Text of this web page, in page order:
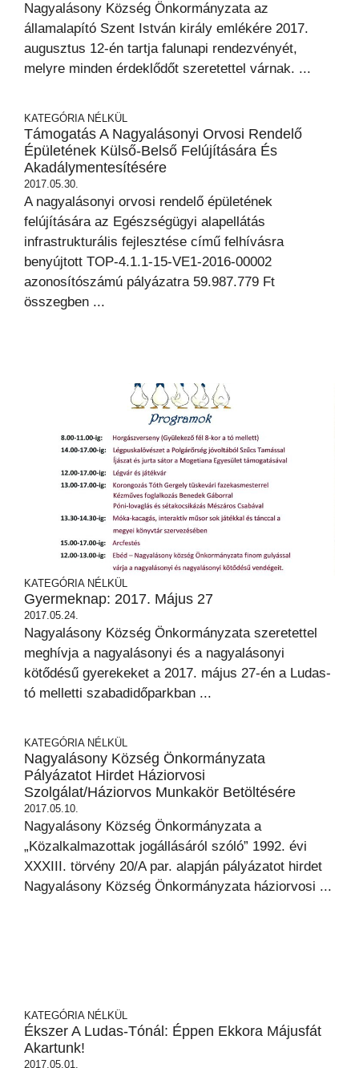
Nagyalásony Község Önkormányzata az
államalapító Szent István király emlékére 2017.
augusztus 12-én tartja falunapi rendezvényét,
melyre minden érdeklődőt szeretettel várnak. ...
KATEGÓRIA NÉLKÜL
Támogatás A Nagyalásonyi Orvosi Rendelő
Épületének Külső-Belső Felújítására És
Akadálymentesítésére
2017.05.30.
A nagyalásonyi orvosi rendelő épületének
felújítására az Egészségügyi alapellátás
infrastrukturális fejlesztése című felhívásra
benyújtott TOP-4.1.1-15-VE1-2016-00002
azonosítószámú pályázatra 59.987.779 Ft
összegben ...
KATEGÓRIA NÉLKÜL
Gyermeknap: 2017. Május 27
2017.05.24.
Nagyalásony Község Önkormányzata szeretettel
meghívja a nagyalásonyi és a nagyalásonyi
kötődésű gyerekeket a 2017. május 27-én a Ludas-
tó melletti szabadidőparkban ...
KATEGÓRIA NÉLKÜL
Nagyalásony Község Önkormányzata
Pályázatot Hirdet Háziorvosi
Szolgálat/háziorvos Munkakör Betöltésére
2017.05.10.
Nagyalásony Község Önkormányzata a
„Közalkalmazottak jogállásáról szóló” 1992. évi
XXXIII. törvény 20/A par. alapján pályázatot hirdet
Nagyalásony Község Önkormányzata háziorvosi ...
KATEGÓRIA NÉLKÜL
Ékszer A Ludas-Tónál: Éppen Ekkora Májusfát
Akartunk!
2017.05.01.